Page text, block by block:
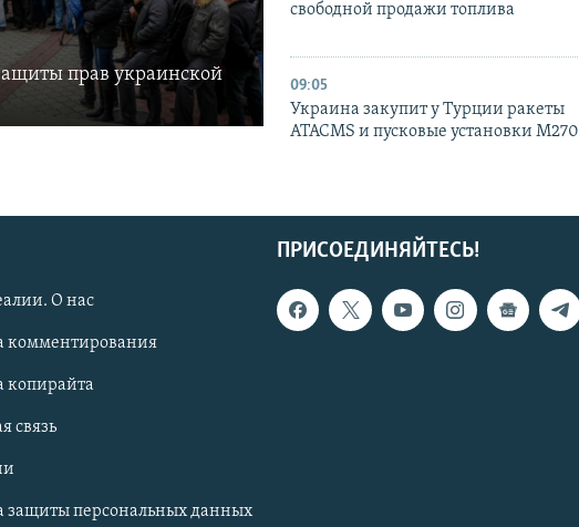
прав украинской
свободной продажи топлива
09:05
Украина закупит у Турции ракеты
ATACMS и пусковые установки M270
ПРИСОЕДИНЯЙТЕСЬ!
О нас
комментирования
копирайта
связь
защиты персональных данных